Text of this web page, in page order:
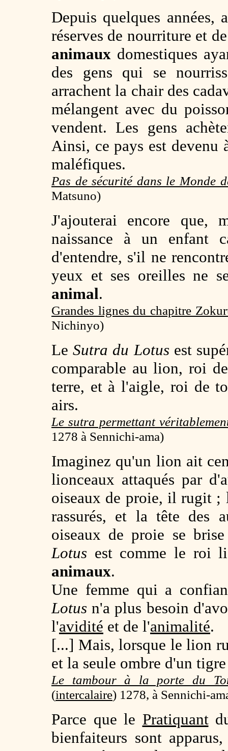
Depuis quelques années,
réserves de nourriture et
animaux domestiques
des gens qui se
arrachent la chair des
mélangent avec du
vendent. Les gens
Ainsi, ce pays est devenu
maléfiques.
Pas de sécurité dans le Monde
Matsuno)
J'ajouterai encore que,
naissance à un enfant
d'entendre, s'il ne
yeux et ses oreilles ne
animal.
Grandes lignes du chapitre
Nichinyo)
LeSutra du Lotus est
comparable au lion, roi
terre, et à l'aigle, roi de
airs.
Le sutra permettant
1278 à Sennichi-ama)
Imaginez qu'un lion ait
lionceaux attaqués par
oiseaux de proie, il rugit ;
rassurés, et la tête des
oiseaux de proie se
Lotus est comme le roi
animaux.
Une femme qui a
Lotus n'a plus besoin
l'avidité et de l'animalité.
[...] Mais, lorsque le lion
et la seule ombre d'un
Le tambour à la porte du
(intercalaire) 1278, à Sennichi-
Parce que le Pratiquant
bienfaiteurs sont